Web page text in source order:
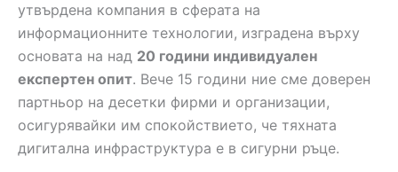
утвърдена компания в сферата на
информационните технологии, изградена върху
основата на над 20 години индивидуален
експертен опит. Вече 15 години ние сме доверен
партньор на десетки фирми и организации,
осигурявайки им спокойствието, че тяхната
дигитална инфраструктура е в сигурни ръце.